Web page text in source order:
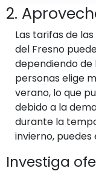
2.
Las tarifas de
del Fresno
dependiendo de
personas elige
verano, lo que
debido a la
durante la
invierno,
Investiga